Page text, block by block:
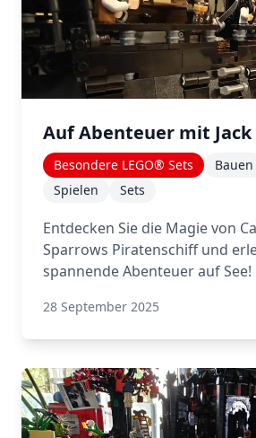
Auf Abenteuer mit
Besondere LEGO® Sets Bauen
Spielen
Sets
Entdecken Sie die Magie von
Sparrows Piratenschiff und
spannende Abenteuer auf See!
28 September 2025